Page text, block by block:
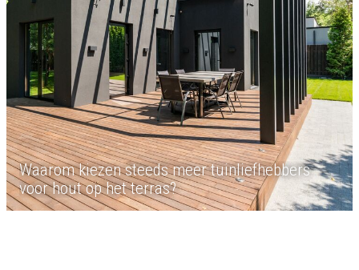
Waarom kiezen steeds meer tuinliefhebbers
voor hout op het terras?